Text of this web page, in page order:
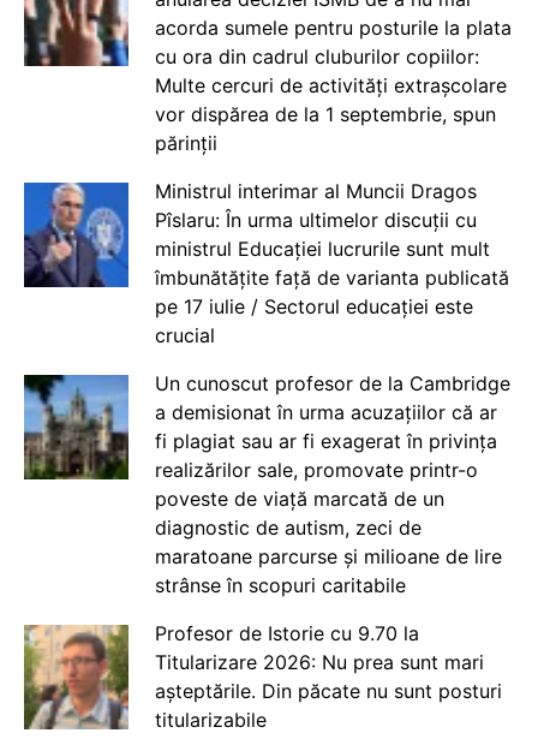
acorda sumele pentru posturile la plata
cu ora din cadrul cluburilor copiilor:
Multe cercuri de activități extrașcolare
vor dispărea de la 1 septembrie, spun
părinții
Ministrul interimar al Muncii Dragos
Pîslaru: În urma ultimelor discuții cu
ministrul Educației lucrurile sunt mult
îmbunătățite față de varianta publicată
pe 17 iulie / Sectorul educației este
crucial
Un cunoscut profesor de la Cambridge
a demisionat în urma acuzațiilor că ar
fi plagiat sau ar fi exagerat în privința
realizărilor sale, promovate printr-o
poveste de viață marcată de un
diagnostic de autism, zeci de
maratoane parcurse și milioane de lire
strânse în scopuri caritabile
Profesor de Istorie cu 9.70 la
Titularizare 2026: Nu prea sunt mari
așteptările. Din păcate nu sunt posturi
titularizabile